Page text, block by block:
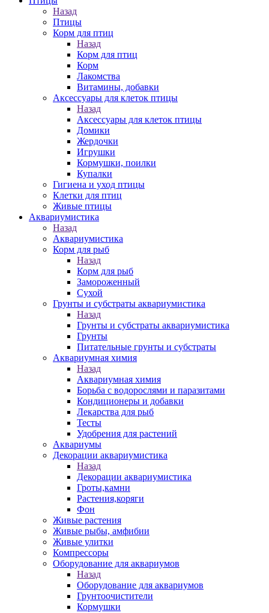
Назад
Птицы
Корм для птиц
Назад
Корм для птиц
Корм
Лакомства
Витамины, добавки
Аксессуары для клеток птицы
Назад
Аксессуары для клеток птицы
Домики
Жердочки
Игрушки
Кормушки, поилки
Купалки
Гигиена и уход птицы
Клетки для птиц
Живые птицы
Аквариумистика
Назад
Аквариумистика
Корм для рыб
Назад
Корм для рыб
Замороженный
Сухой
Грунты и субстраты аквариумистика
Назад
Грунты и субстраты аквариумистика
Грунты
Питательные грунты и субстраты
Аквариумная химия
Назад
Аквариумная химия
Борьба с водорослями и паразитами
Кондиционеры и добавки
Лекарства для рыб
Тесты
Удобрения для растений
Аквариумы
Декорации аквариумистика
Назад
Декорации аквариумистика
Гроты,камни
Растения,коряги
Фон
Живые растения
Живые рыбы, амфибии
Живые улитки
Компрессоры
Оборудование для аквариумов
Назад
Оборудование для аквариумов
Грунтоочистители
Кормушки